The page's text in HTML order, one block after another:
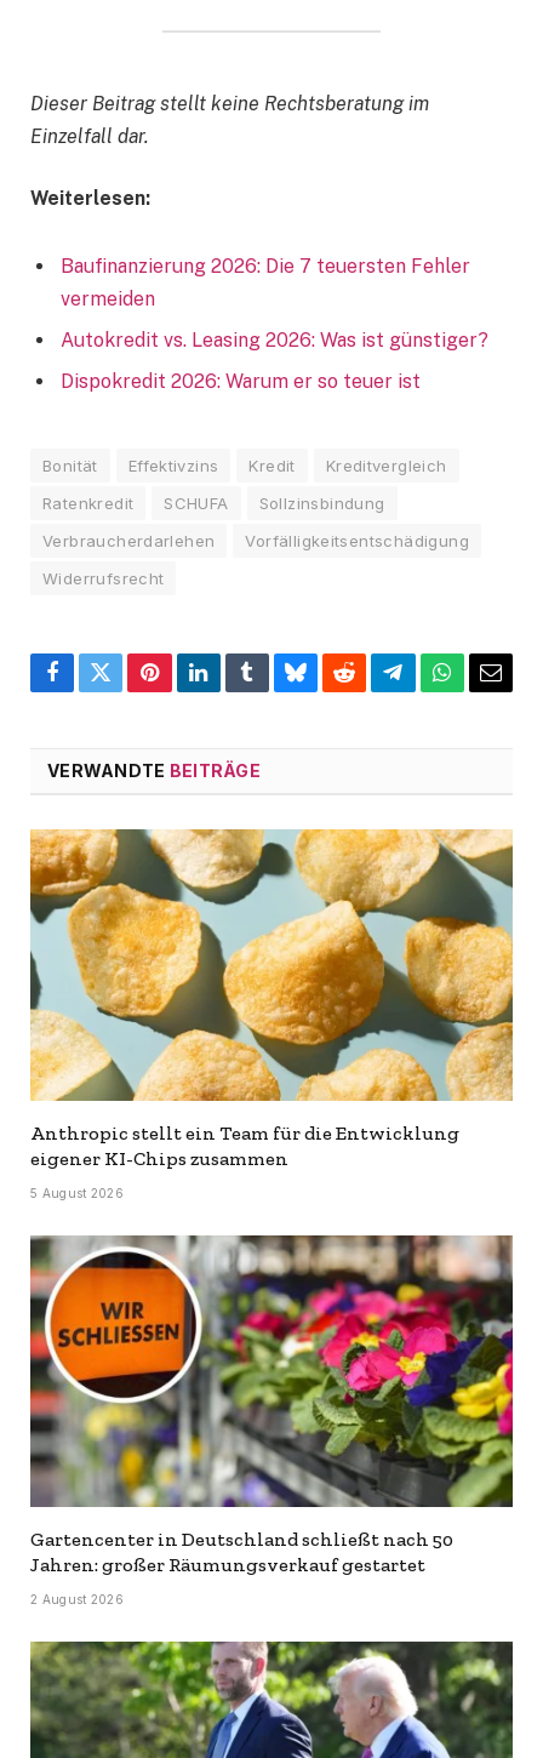
Dieser Beitrag stellt keine Rechtsberatung im
Einzelfall dar.
Weiterlesen:
Baufinanzierung 2026: Die 7 teuersten Fehler
vermeiden
Autokredit vs. Leasing 2026: Was ist günstiger?
Dispokredit 2026: Warum er so teuer ist
Bonität Effektivzins Kredit
Kreditvergleich
Ratenkredit
SCHUFA
Sollzinsbindung
Verbraucherdarlehen
Vorfälligkeitsentschädigung
Widerrufsrecht
Facebook
TwitterPinterestLinkedInTumblrBlueskyRedditTelegramWhatsApp
Email
VERWANDTE BEITRÄGE
Anthropic stellt ein Team für die Entwicklung
eigener KI-Chips zusammen
5 August 2026
Gartencenter in Deutschland schließt nach 50
Jahren: großer Räumungsverkauf gestartet
2 August 2026